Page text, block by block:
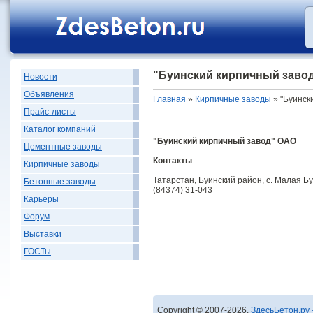
Новости
Объявления
Прайс-листы
Каталог компаний
Цементные заводы
Кирпичные заводы
Бетонные заводы
Карьеры
Форум
Выставки
ГОСТы
"Буинский кирпичный
Главная » Кирпичные заводы »
"Буинский кирпичный завод" ОАО
Контакты
Татарстан, Буинский район, с. Малая
(84374) 31-043
Copyright © 2007-2026,